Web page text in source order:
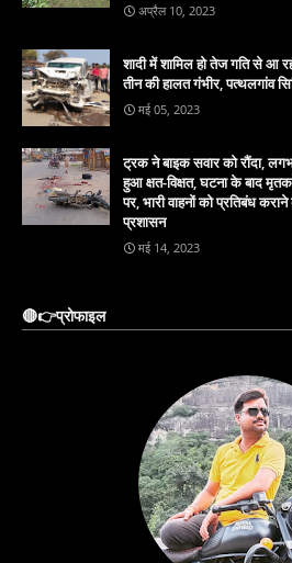
अप्रैल 10, 2023
शादी में शामिल हो तेज गति से आ
तीन की हालत गंभीर, पत्थलगांव
मई 05, 2023
ट्रक ने बाइक सवार को रौंदा,
हुआ क्षत-विक्षत, घटना के बाद
पर, भारी वाहनों को प्रतिबंध
प्रशासन
मई 14, 2023
🔴👉प्रोफाइल